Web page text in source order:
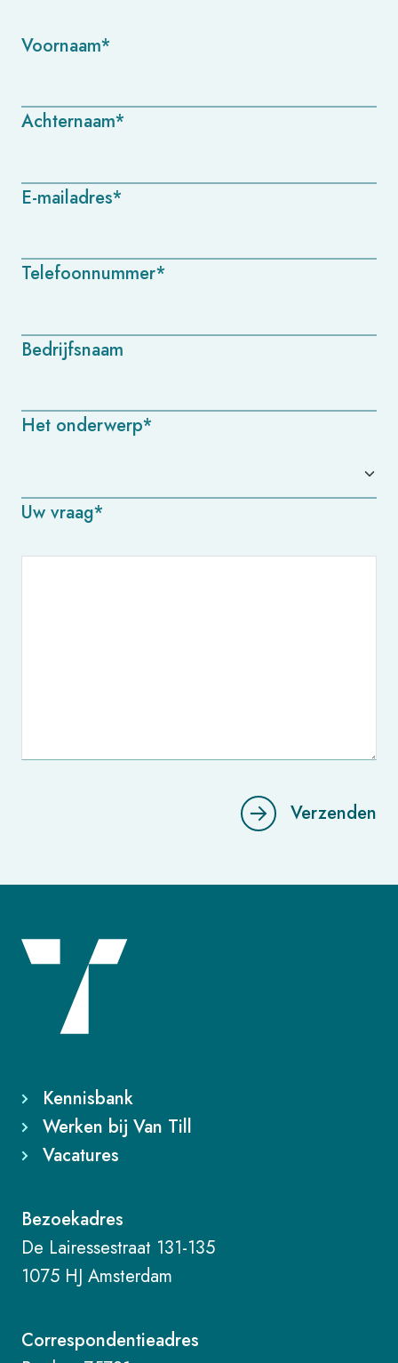
Voornaam*
Achternaam*
E-mailadres*
Telefoonnummer*
Bedrijfsnaam
Het onderwerp*
Uw vraag*
Verzenden
Kennisbank
Werken bij Van Till
Vacatures
Bezoekadres
De Lairessestraat 131-135
1075 HJ Amsterdam
Correspondentieadres